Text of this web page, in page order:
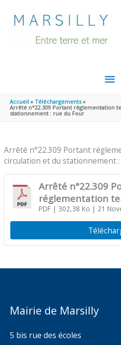
Accueil
Téléchargements
Arrêté n°22.309 Portant réglementation
stationnement : rue du Four
Arrêté n°22.309 Portant
circulation et du stationnement
Arrêté n°22.309 Portant
réglementation
circulation et du
du Four
PDF| 302,38 Ko | 21
Mairie de Marsilly
5 bis rue des écoles